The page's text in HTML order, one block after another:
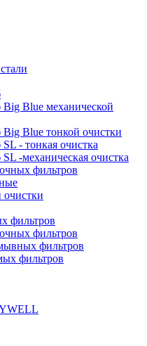
Blue механической
Blue тонкой очистки
- тонкая очистка
-механическая очистка
фильтров
фильтров
фильтров
фильтров
фильтров